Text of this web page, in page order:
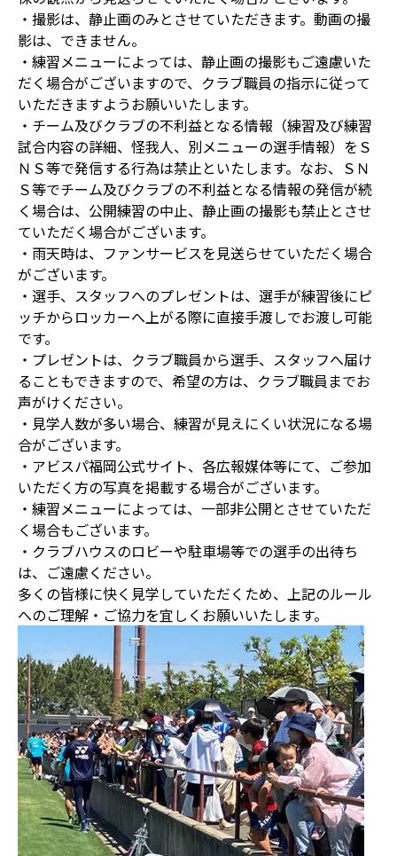
・撮影は、静止画のみとさせていただきます。動画の撮
影は、できません。
・練習メニューによっては、静止画の撮影もご遠慮いた
だく場合がございますので、クラブ職員の指示に従って
いただきますようお願いいたします。
・チーム及びクラブの不利益となる情報（練習及び練習
試合内容の詳細、怪我人、別メニューの選手情報）をＳ
ＮＳ等で発信する行為は禁止といたします。なお、ＳＮ
Ｓ等でチーム及びクラブの不利益となる情報の発信が続
く場合は、公開練習の中止、静止画の撮影も禁止とさせ
ていただく場合がございます。
・雨天時は、ファンサービスを見送らせていただく場合
がございます。
・選手、スタッフへのプレゼントは、選手が練習後にピ
ッチからロッカーへ上がる際に直接手渡しでお渡し可能
です。
・プレゼントは、クラブ職員から選手、スタッフへ届け
ることもできますので、希望の方は、クラブ職員までお
声がけください。
・見学人数が多い場合、練習が見えにくい状況になる場
合がございます。
・アビスパ福岡公式サイト、各広報媒体等にて、ご参加
いただく方の写真を掲載する場合がございます。
・練習メニューによっては、一部非公開とさせていただ
く場合もございます。
・クラブハウスのロビーや駐車場等での選手の出待ち
は、ご遠慮ください。
多くの皆様に快く見学していただくため、上記のルール
へのご理解・ご協力を宜しくお願いいたします。